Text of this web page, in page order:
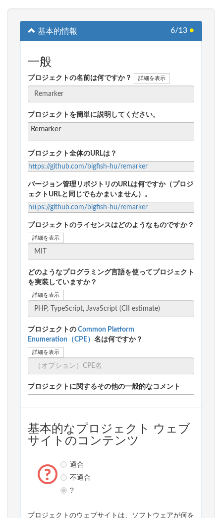
基本的情報 6/13 ●
一般
プロジェクトの名前は何ですか？ 詳細を表示
プロジェクトを簡単に説明してください。
Remarker
プロジェクト全体のURLは？
https://github.com/bigfish-hu/remarker
バージョン管理リポジトリのURLは何ですか（プロジ
ェクトURLと同じでもかまいません）。
https://github.com/bigfish-hu/remarker
プロジェクトのライセンスはどのようなものですか？
詳細を表示
どのようなプログラミング言語を使ってプロジェクト
を実装していますか？
詳細を表示
プロジェクトの Common Platform
Enumeration（CPE） 名は何ですか？
詳細を表示
プロジェクトに関するその他の一般的なコメント
基本的なプロジェクト ウェブ
サイトのコンテンツ
適合
不適合
?
プロジェクトのウェブサイトは、ソフトウェアが何を